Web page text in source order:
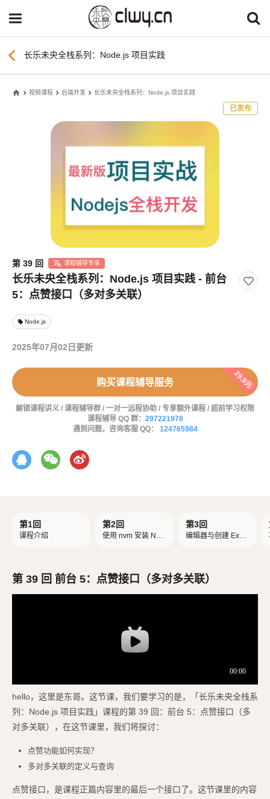
chevron_left 长乐未央全栈系列：Node.js 项目实践
home 视频课程 后端开发 长乐未央全栈系列：Node.js 项目实践
已发布
第 39 回 课程辅导专享
长乐未央全栈系列：Node.js 项目实践 - 前台
5：点赞接口（多对多关联）
local_offer Node.js
2025年07月02日更新
购买课程辅导服务 29.9元
解锁课程讲义 / 课程辅导群 / 一对一远程协助 / 专享额外课程 / 超前学习权限
课程辅导 QQ 群： 297221978
遇到问题，咨询客服 QQ： 124765984
第1回
课程介绍
第2回
使用 nvm 安装 Nod
第3回
编辑器与创建 Expr
第 39 回 前台 5：点赞接口（多对多关联）
hello，这里是东哥。这节课，我们要学习的是，「长乐未央全栈系
列：Node.js 项目实践」课程的第 39 回：前台 5：点赞接口（多
对多关联），在这节课里，我们将探讨：
点赞功能如何实现？
多对多关联的定义与查询
点赞接口，是课程正篇内容里的最后一个接口了。这节课里的内容